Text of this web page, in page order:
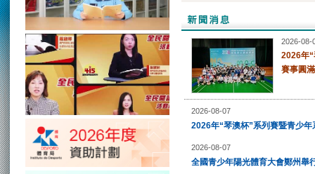
2026-08-
2026年
賽事圓
2026-08-07
2026年“琴澳杯”系列賽暨青少
2026-08-07
全國青少年陽光體育大會鄭州舉